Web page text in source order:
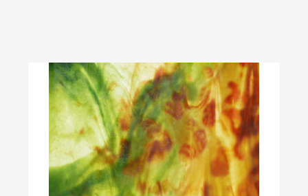
Produktgalerie überspringen